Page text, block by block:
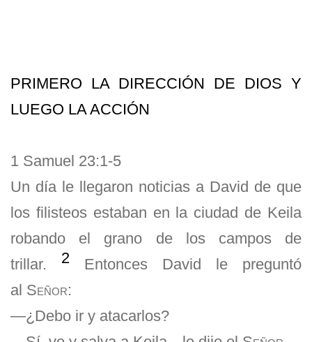
PRIMERO LA DIRECCIÓN DE DIOS Y
LUEGO LA ACCIÓN
1 Samuel 23:1-5
Un día le llegaron noticias a David de que
los filisteos estaban en la ciudad de Keila
robando el grano de los campos de
trillar. 2 Entonces David le preguntó
al Señor:
—¿Debo ir y atacarlos?